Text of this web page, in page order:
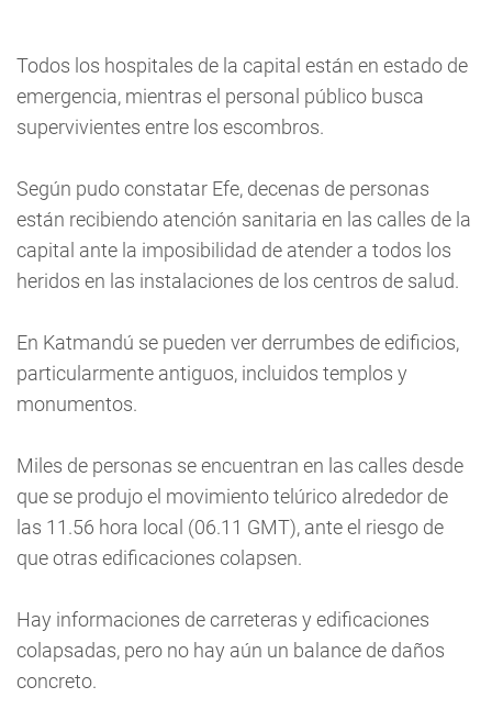
Todos los hospitales de la capital están en estado de
emergencia, mientras el personal público busca
supervivientes entre los escombros.
Según pudo constatar Efe, decenas de personas
están recibiendo atención sanitaria en las calles de la
capital ante la imposibilidad de atender a todos los
heridos en las instalaciones de los centros de salud.
En Katmandú se pueden ver derrumbes de edificios,
particularmente antiguos, incluidos templos y
monumentos.
Miles de personas se encuentran en las calles desde
que se produjo el movimiento telúrico alrededor de
las 11.56 hora local (06.11 GMT), ante el riesgo de
que otras edificaciones colapsen.
Hay informaciones de carreteras y edificaciones
colapsadas, pero no hay aún un balance de daños
concreto.